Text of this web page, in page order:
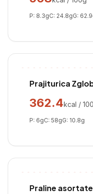
P: 8.3gC: 24.8gG: 62.9
Prajiturica
362.4kcal /
P: 6gC: 58gG: 10.8g
Praline